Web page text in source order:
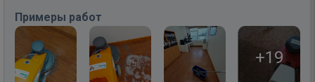
Примеры работ
+19